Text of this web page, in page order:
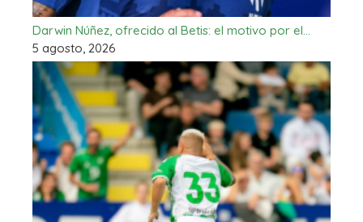
Darwin Núñez, ofrecido al Betis: el motivo por el…
5 agosto, 2026